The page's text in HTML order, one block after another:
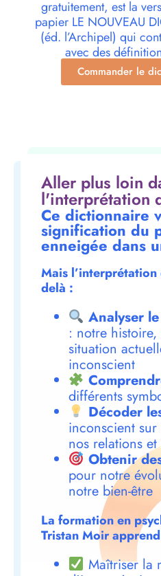
gratuitement, est la
papier LE NOUVEAU
(éd. l’Archipel) qui
avec des
Commander le
Aller plus loin
l'interprétation
Ce dictionnaire
signification du
enneigée dans
Mais l’interprétation
delà :
Analyser
: notre
situation
inconscient
différents
Décoder
inconscient
nos relations
Obtenir
pour notre
notre bien-être
La formation en
Tristan Moir
Maîtriser la